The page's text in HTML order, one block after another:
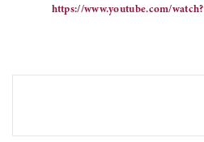
https://www.youtube.com/